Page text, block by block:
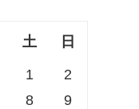
土 日
1
2
8
9